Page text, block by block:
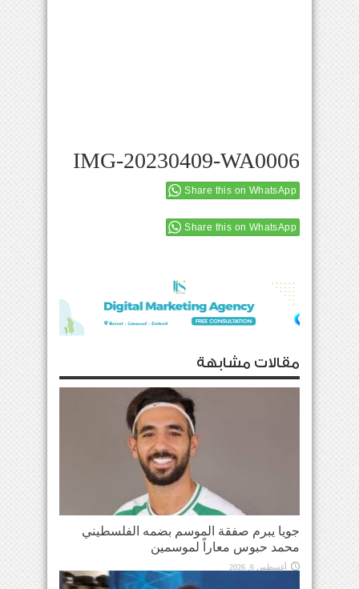
IMG-20230409-WA0006
Share this on WhatsApp
Share this on WhatsApp
مقالات مشابهة
جويا يبرم صفقة الموسم بضمه الفلسطيني
محمد حبوس معاراً لموسمين
أغسطس 6, 2026